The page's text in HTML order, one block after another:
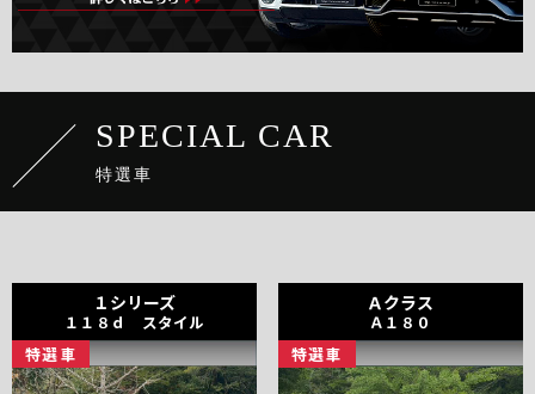
SPECIAL CAR
特選車
１シリーズ
１１８ｄ スタイル
特選 車
Ａクラス
Ａ１８０
特選 車